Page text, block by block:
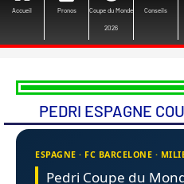
Accueil Pronos Coupe du Monde
2026
Conseils
PEDRI ESPAGNE
ESPAGNE · FC BARCELONE ·
Pedri Coupe du